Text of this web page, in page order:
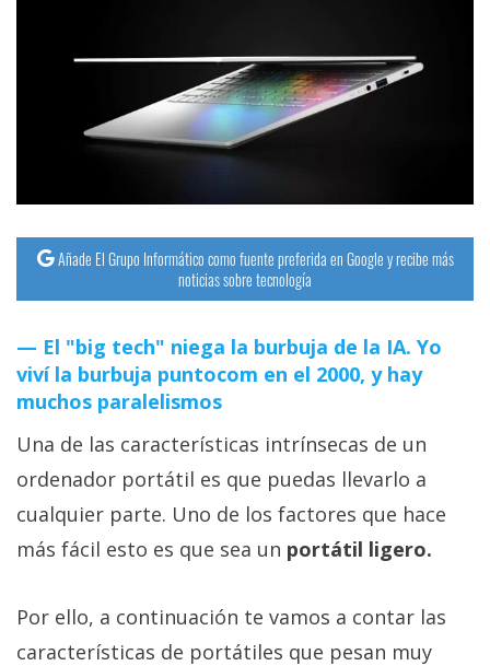
Añade El Grupo Informático como fuente preferida en Google y recibe más
noticias sobre tecnología
El "big tech" niega la burbuja de la IA. Yo
viví la burbuja puntocom en el 2000, y hay
muchos paralelismos
Una de las características intrínsecas de un
ordenador portátil es que puedas llevarlo a
cualquier parte. Uno de los factores que hace
más fácil esto es que sea un portátil ligero.
Por ello, a continuación te vamos a contar las
características de portátiles que pesan muy